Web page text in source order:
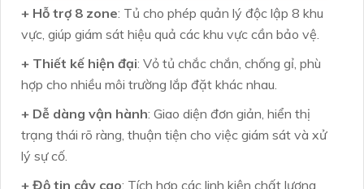
+ Hỗ trợ 8 zone: Tủ cho phép quản lý độc lập 8 khu
vực, giúp giám sát hiệu quả các khu vực cần bảo vệ.
+ Thiết kế hiện đại: Vỏ tủ chắc chắn, chống gỉ, phù
hợp cho nhiều môi trường lắp đặt khác nhau.
+ Dễ dàng vận hành: Giao diện đơn giản, hiển thị
trạng thái rõ ràng, thuận tiện cho việc giám sát và xử
lý sự cố.
+ Độ tin cậy cao: Tích hợp các linh kiện chất lượng